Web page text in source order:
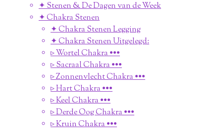
✦ Stenen & De Dagen van de Week
✦ Chakra Stenen
✦ Chakra Stenen Legging
✦ Chakra Stenen Uitgelegd:
▹ Wortel Chakra •••
▹ Sacraal Chakra •••
▹ Zonnenvlecht Chakra •••
▹ Hart Chakra •••
▹ Keel Chakra •••
▹ Derde Oog Chakra •••
▹ Kruin Chakra •••